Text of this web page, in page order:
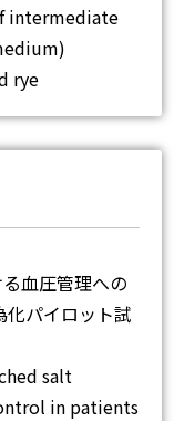
intermediate
rye
血圧管理への
化パイロット試
salt
in patients